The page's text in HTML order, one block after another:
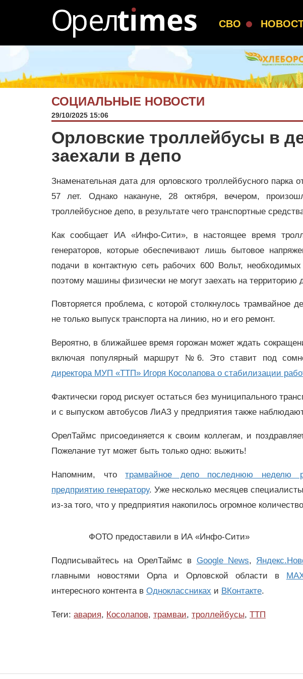
СВО
СОЦИАЛЬНЫЕ НОВОСТИ
29/10/2025 15:06
Орловские троллейбусы в
заехали в депо
Знаменательная дата для орловского троллейбусного парка
57 лет. Однако накануне, 28 октября, вечером,
троллейбусное депо, в результате чего транспортные
Как сообщает ИА «Инфо-Сити», в настоящее время
генераторов, которые обеспечивают лишь бытовое
подачи в контактную сеть рабочих 600 Вольт,
поэтому машины физически не могут заехать на территорию
Повторяется проблема, с которой столкнулось трамвайное
не только выпуск транспорта на линию, но и его ремонт.
Вероятно, в ближайшее время горожан может ждать
включая популярный маршрут №6. Это ставит под
директора МУП «ТТП» Игоря Косолапова о стабилизации
Фактически город рискует остаться без муниципального
и с выпуском автобусов ЛиАЗ у предприятия также
ОрелТаймс присоединяется к своим коллегам, и
Пожелание тут может быть только одно: выжить!
Напомним, чтотрамвайное депо последнюю неделю
предприятию генератору. Уже несколько месяцев
из-за того, что у предприятия накопилось огромное
ФОТО предоставили в ИА «Инфо-Сити»
Подписывайтесь на ОрелТаймс в Google News,
главными новостями Орла и Орловской области в
интересного контента в Одноклассниках и ВКонтакте.
Теги: авария, Косолапов, трамваи, троллейбусы, ТТП